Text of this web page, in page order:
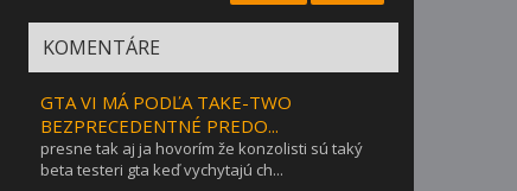
KOMENTÁRE
GTA VI MÁ PODĽA TAKE-TWO
BEZPRECEDENTNÉ PREDO...
presne tak aj ja hovorím že konzolisti sú taký
beta testeri gta keď vychytajú ch...